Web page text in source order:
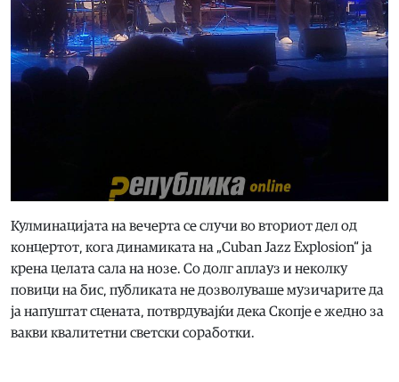
Кулминацијата на вечерта се случи во вториот дел од
концертот, кога динамиката на „Cuban Jazz Explosion“ ја
крена целата сала на нозе. Со долг аплауз и неколку
повици на бис, публиката не дозволуваше музичарите да
ја напуштат сцената, потврдувајќи дека Скопје е жедно за
вакви квалитетни светски соработки.